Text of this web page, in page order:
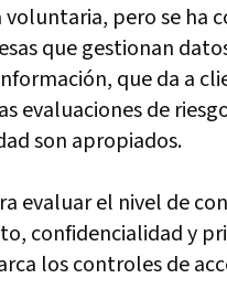
voluntaria, pero se ha
que gestionan
que da a
de
son apropiados.
evaluar el nivel de
confidencialidad y
los controles de